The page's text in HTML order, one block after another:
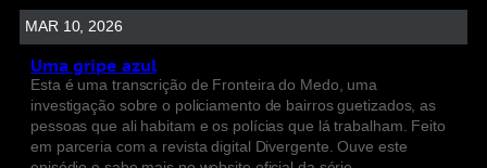
MAR 10, 2026
Uma gripe azul
Esta é uma transcrição de Fronteira do Medo, uma
investigação sobre o policiamento de bairros guetizados, as
pessoas que ali habitam e os polícias que lá trabalham. Feito
em parceria com a revista digital Divergente. Ouve este